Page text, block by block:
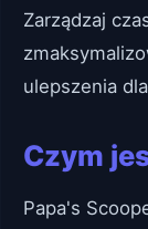
Zarządzaj
ulepszenia
Czym
Papa's